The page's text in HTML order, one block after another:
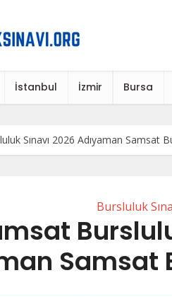
İstanbul İzmir Bursa
Sınavı 2026 Adıyaman Samsat
Bursluluk
Samsat